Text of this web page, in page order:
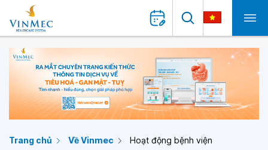
Trang chủ Về Vinmec Hoạt động bệnh viện